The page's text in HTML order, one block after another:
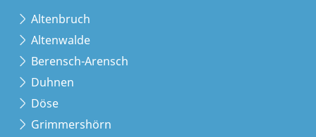
Altenbruch
Altenwalde
Berensch-Arensch
Duhnen
Döse
Grimmershörn